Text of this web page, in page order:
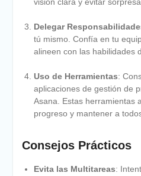
Delegar
tú mismo. Confía en tu
alineen con las habilidades
Uso de Herramientas:
aplicaciones de gestión de
Asana. Estas herramientas
progreso y mantener a
Consejos Prácticos
Evita las Multitareas: